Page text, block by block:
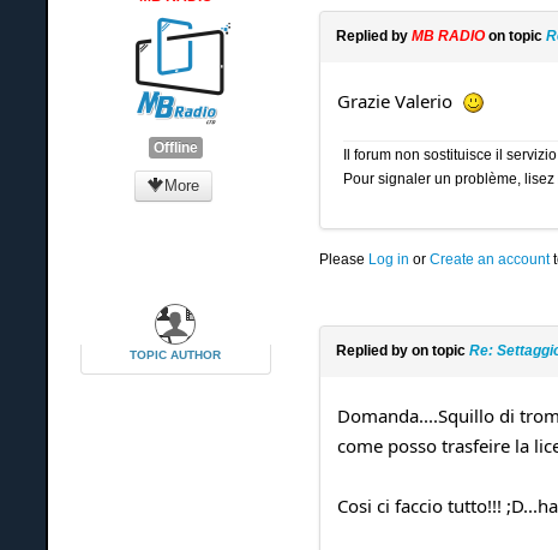
Offline
More
Replied by MB RADIOon topic
Grazie Valerio
Il forum non sostituisce il
Pour signaler un problème, lisez
Please Log in or Create an account
TOPIC AUTHOR Replied by on topic Re:
Domanda....Squillo di
come posso trasfeire la
Cosi ci faccio tutto!!!